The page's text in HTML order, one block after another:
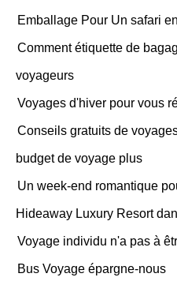
Emballage Pour Un safari
Comment étiquette de
voyageurs
Voyages d'hiver pour vous
Conseils gratuits de
budget de voyage plus
Un week-end romantique
Hideaway Luxury Resort
Voyage individu n'a pas à
Bus Voyage épargne-nous